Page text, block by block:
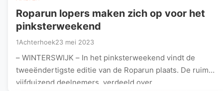
Roparun lopers maken zich op voor het
pinksterweekend
1Achterhoek23 mei 2023
– WINTERSWIJK – In het pinksterweekend vindt de
tweeëndertigste editie van de Roparun plaats. De ruim
vijfduizend deelnemers, verdeeld over…